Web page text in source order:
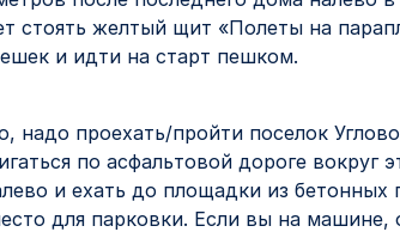
стоять желтый щит «Полеты на
и идти на старт пешком.
надо проехать/пройти поселок
по асфальтовой дороге вокруг
и ехать до площадки из
для парковки. Если вы на